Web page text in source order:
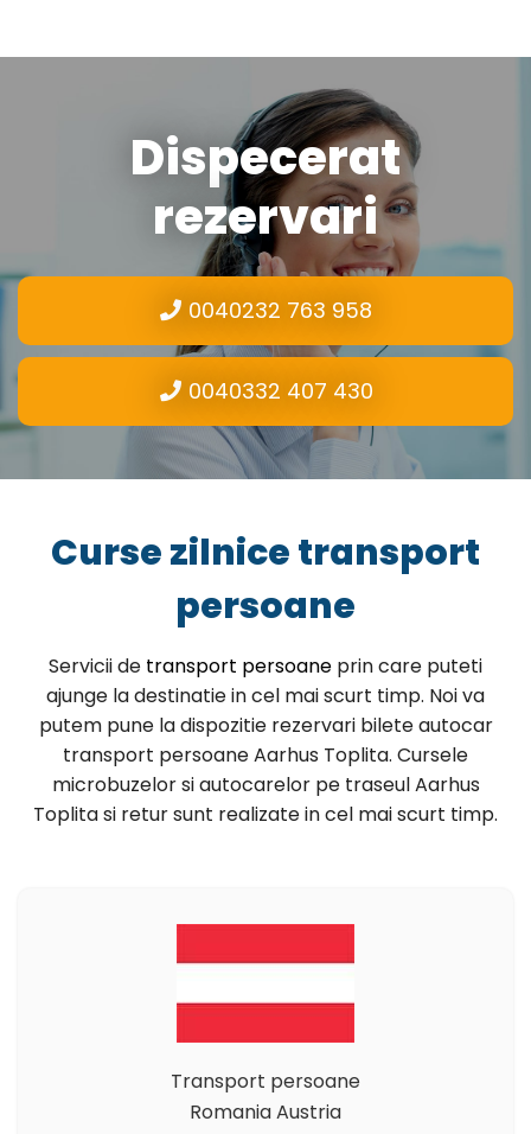
Dispecerat
rezervari
0040232 763 958
0040332 407 430
Curse zilnice transport
persoane
Servicii de transport persoane prin care puteti
ajunge la destinatie in cel mai scurt timp. Noi va
putem pune la dispozitie rezervari bilete autocar
transport persoane Aarhus Toplita. Cursele
microbuzelor si autocarelor pe traseul Aarhus
Toplita si retur sunt realizate in cel mai scurt timp.
Transport persoane
Romania Austria